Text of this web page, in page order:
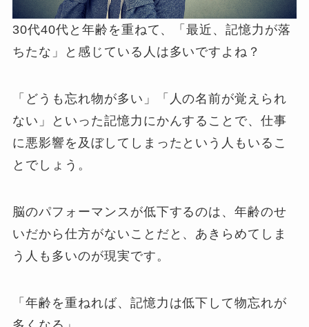
30代40代と年齢を重ねて、「最近、記憶力が落
ちたな」と感じている人は多いですよね？
「どうも忘れ物が多い」「人の名前が覚えられ
ない」といった記憶力にかんすることで、仕事
に悪影響を及ぼしてしまったという人もいるこ
とでしょう。
脳のパフォーマンスが低下するのは、年齢のせ
いだから仕方がないことだと、あきらめてしま
う人も多いのが現実です。
「年齢を重ねれば、記憶力は低下して物忘れが